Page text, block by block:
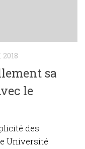
2018
sa
le
des
Université